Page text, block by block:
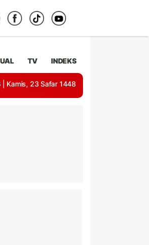
TV INDEKS
| Kamis, 23 Safar 1448